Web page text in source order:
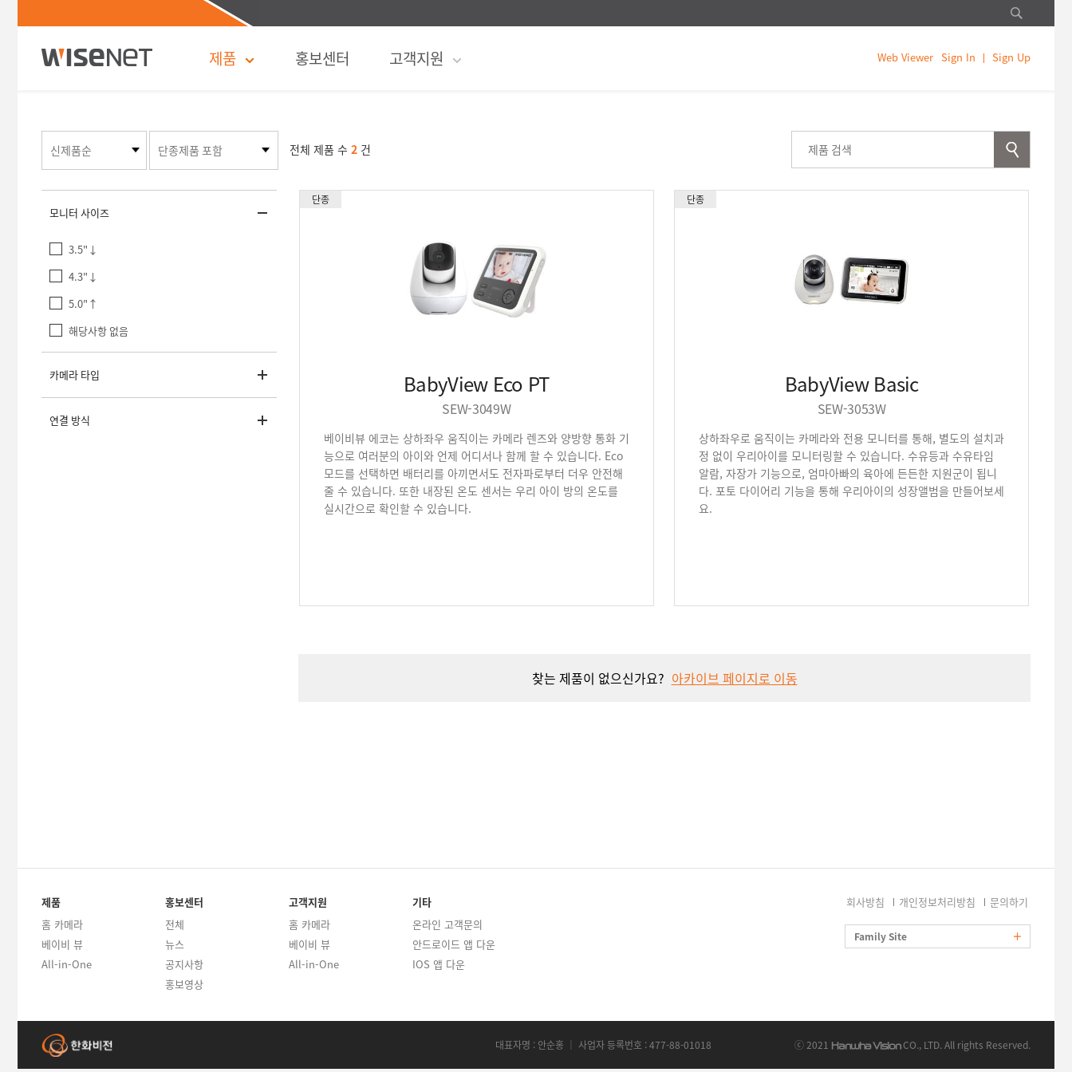
제품 홍보센터 고객지원 Web Viewer Sign In Sign Up
전체 제품 수 2 건
모니터 사이즈
3.5"↓
4.3"↓
5.0"↑
해당사항 없음
카메라 타입
연결 방식
단종
BabyView Eco PT
SEW-3049W
베이비뷰 에코는 상하좌우 움직이는 카메라 렌즈와 양방향 통화 기
능으로 여러분의 아이와 언제 어디서나 함께 할 수 있습니다. Eco
모드를 선택하면 배터리를 아끼면서도 전자파로부터 더우 안전해
줄 수 있습니다. 또한 내장된 온도 센서는 우리 아이 방의 온도를
실시간으로 확인할 수 있습니다.
단종
BabyView Basic
SEW-3053W
상하좌우로 움직이는 카메라와 전용 모니터를 통해, 별도의 설치과
정 없이 우리아이를 모니터링할 수 있습니다. 수유등과 수유타임
알람, 자장가 기능으로, 엄마아빠의 육아에 든든한 지원군이 됩니
다. 포토 다이어리 기능을 통해 우리아이의 성장앨범을 만들어보세
요.
찾는 제품이 없으신가요? 아카이브 페이지로 이동
제품
홈 카메라
베이비 뷰
All-in-One
홍보센터
전체
뉴스
공지사항
홍보영상
고객지원
홈 카메라
베이비 뷰
All-in-One
기타
온라인 고객문의
안드로이드 앱 다운
IOS 앱 다운
회사방침 개인정보처리방침 문의하기
Family Site
ⓒ 2021 Hanwha VisionCO., LTD. All rights Reserved.
대표자명 : 안순홍 ｜ 사업자 등록번호 : 477-88-01018